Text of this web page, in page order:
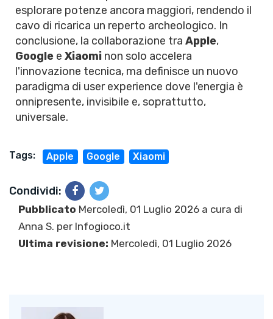
esplorare potenze ancora maggiori, rendendo il
cavo di ricarica un reperto archeologico. In
conclusione, la collaborazione tra Apple,
Google e Xiaomi non solo accelera
l'innovazione tecnica, ma definisce un nuovo
paradigma di user experience dove l'energia è
onnipresente, invisibile e, soprattutto,
universale.
Tags: Apple Google Xiaomi
Condividi:
Pubblicato Mercoledì, 01 Luglio 2026 a cura di
Anna S. per Infogioco.it
Ultima revisione: Mercoledì, 01 Luglio 2026